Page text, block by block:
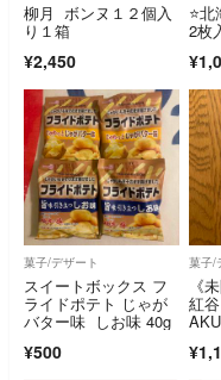
柳月 ボンヌ１２個入
り１箱
¥2,450
⭐️
2枚
菓子/デザート
スイートボックス フ
ライドポテト じゃが
バター味 しお味 40g
¥500
菓子/
《
紅